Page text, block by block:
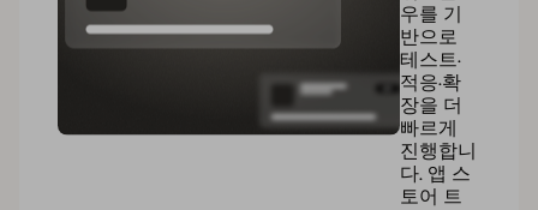
우를 기
반으로
테스트·
적응·확
장을 더
빠르게
진행합니
다. 앱 스
토어 트